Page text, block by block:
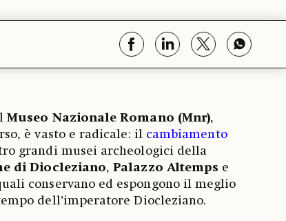
Museo Nazionale Romano (Mnr),
è vasto e radicale: il cambiamento
grandi musei archeologici della
di Diocleziano,Palazzo Altemps e
conservano ed espongono il meglio
dell’imperatore Diocleziano.